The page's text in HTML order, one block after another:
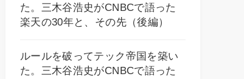
た。三木谷浩史がCNBCで語った
楽天の30年と、その先（後編）
ルールを破ってテック帝国を築い
た。三木谷浩史がCNBCで語った